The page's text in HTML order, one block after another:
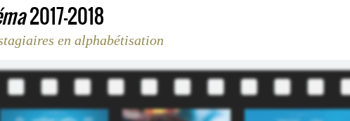
Regards croisés
·
Bienvenue en Belgique
2017-2018
en alphabétisation